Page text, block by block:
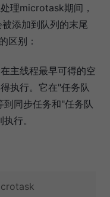
理microtask期间，
添加到队列的末尾
区别：
主线程最早可得的空
执行。它在"任务队
同步任务和"任务队
行。